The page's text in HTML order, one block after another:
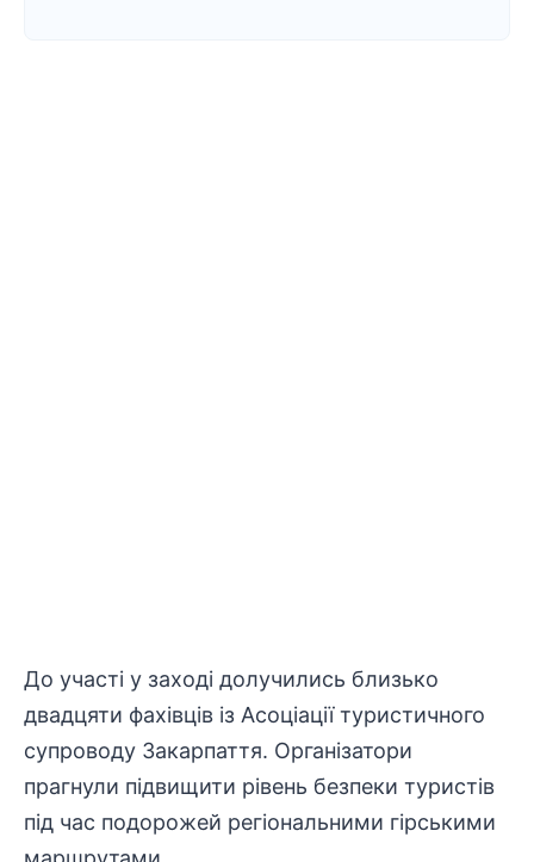
До участі у заході долучились близько
двадцяти фахівців із Асоціації туристичного
супроводу Закарпаття. Організатори
прагнули підвищити рівень безпеки туристів
під час подорожей регіональними гірськими